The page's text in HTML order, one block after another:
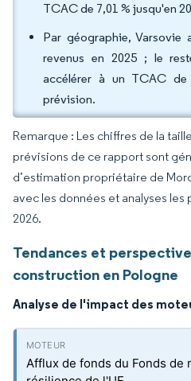
TCAC de 7,01 % jusqu'en
Par géographie, Varsovie
revenus en 2025 ; le
accélérer à un TCAC
prévision.
Remarque : Les chiffres de la
prévisions de ce rapport sont
d’estimation propriétaire de
avec les données et analyses
2026.
Tendances et
construction en Pologne
Analyse de l'impact des
Afflux de fonds du Fonds de